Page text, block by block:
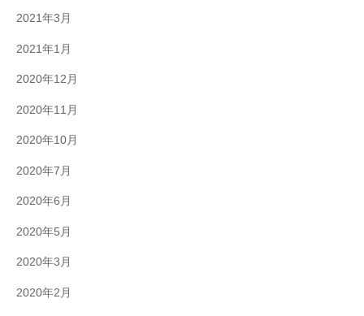
2021年3月
2021年1月
2020年12月
2020年11月
2020年10月
2020年7月
2020年6月
2020年5月
2020年3月
2020年2月